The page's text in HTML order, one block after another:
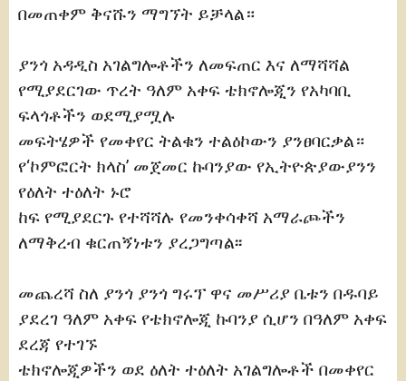
በመጠቀም ቅናሹን ማግኘት ይቻላል።
ያንጎ አዳዲስ አገልግሎቶችን ለመፍጠር እና ለማሻሻል
የሚያደርገው ጥረት ዓለም አቀፍ ቴክኖሎጂን የአካባቢ
ፍላጎቶችን ወደሚያሟሉ
መፍትሄዎች የመቀየር ትልቁን ተልዕኮውን ያንፀባርቃል።
የ‘ኮምፎርት ክላስ’ መጀመር ኩባንያው የኢትዮጵያውያንን
የዕለት ተዕለት ኑሮ
ከፍ የሚያደርጉ የተሻሻሉ የመንቀሳቀሻ አማራጮችን
ለማቅረብ ቁርጠኝነቱን ያረጋግጣል፡፡
መጨረሻ ስለ ያንጎ ያንጎ ግሩፕ ዋና መሥሪያ ቤቱን በዱባይ
ያደረገ ዓለም አቀፍ የቴክኖሎጂ ኩባንያ ሲሆን በዓለም አቀፍ
ደረጃ የተገኙ
ቴክኖሎጂዎችን ወደ ዕለት ተዕለት አገልግሎቶች በመቀየር